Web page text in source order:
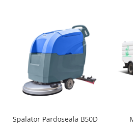
Spalator Pardoseala B50D